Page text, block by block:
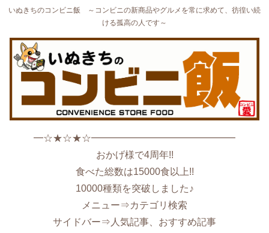
いぬきちのコンビニ飯 ～コンビニの新商品やグルメを常に求めて、彷徨い続
ける孤高の人です～
━☆★☆★☆━━━━━━━━━━━━━━━
おかげ様で4周年!!
食べた総数は15000食以上!!
10000種類を突破しました♪
メニュー⇒カテゴリ検索
サイドバー⇒人気記事、おすすめ記事